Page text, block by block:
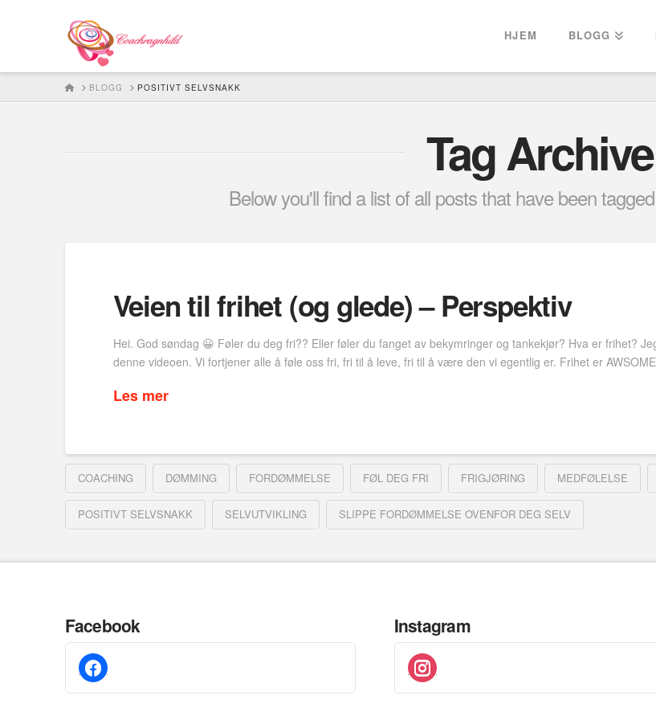
HJEM BLOGG
HOMEBLOGG POSITIVT SELVSNAKK
Tag Archive
Below you'll find a list of all posts that have been
Veien til frihet (og glede) – Perspektiv
Hei. God søndag 😀 Føler du deg fri?? Eller føler du fanget av bekymringer og tankekjør? Hva er frihet?
denne videoen. Vi fortjener alle å føle oss fri, fri til å leve, fri til å være den vi egentlig er. Frihet er
Les mer
COACHING DØMMING FORDØMMELSE FØL DEG FRI FRIGJØRING MEDFØLELSE
POSITIVT SELVSNAKK SELVUTVIKLING SLIPPE FORDØMMELSE OVENFOR DEG SELV
Facebook
facebook
Instagram
instagram